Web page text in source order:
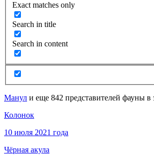
Exact matches only
Search in title
Search in content
Манул и еще 842 представителей фауны
Колонок
10 июля 2021 года
Чёрная акула